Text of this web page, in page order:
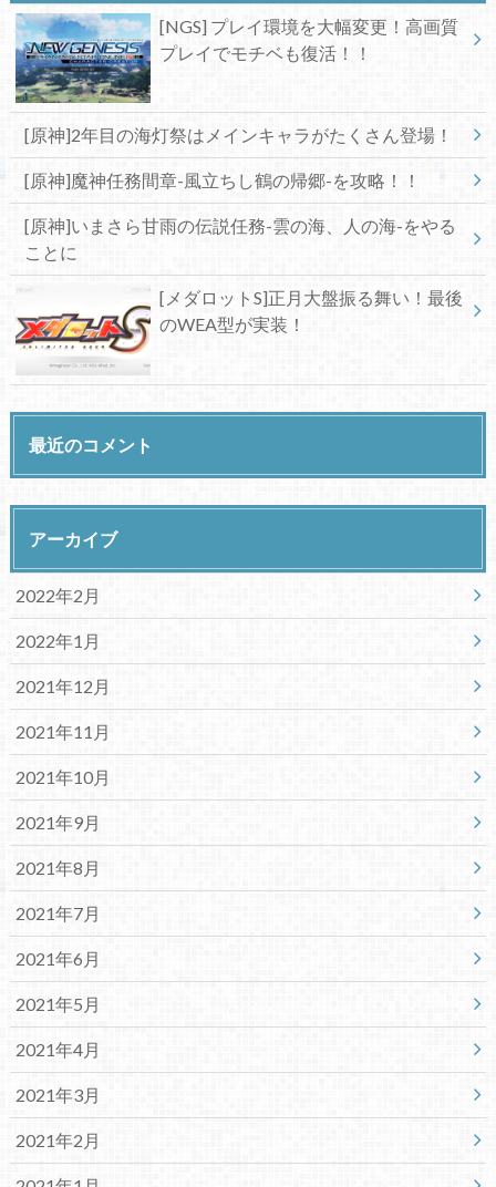
[NGS] プレイ環境を大幅変更！高画質
プレイでモチベも復活！！
[原神]2年目の海灯祭はメインキャラがたくさん登場！
[原神]魔神任務間章-風立ちし鶴の帰郷-を攻略！！
[原神]いまさら甘雨の伝説任務-雲の海、人の海-をやる
ことに
[メダロットS]正月大盤振る舞い！最後
のWEA型が実装！
最近のコメント
アーカイブ
2022年2月
2022年1月
2021年12月
2021年11月
2021年10月
2021年9月
2021年8月
2021年7月
2021年6月
2021年5月
2021年4月
2021年3月
2021年2月